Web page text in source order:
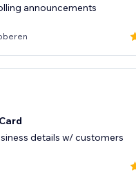
announcements
details w/ customers